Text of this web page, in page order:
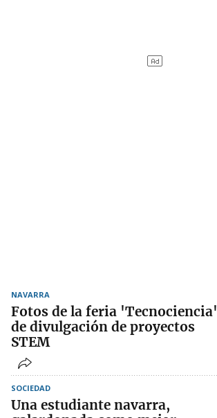
NAVARRA
Fotos de la feria 'Tecnociencia'
de divulgación de proyectos
STEM
SOCIEDAD
Una estudiante navarra,